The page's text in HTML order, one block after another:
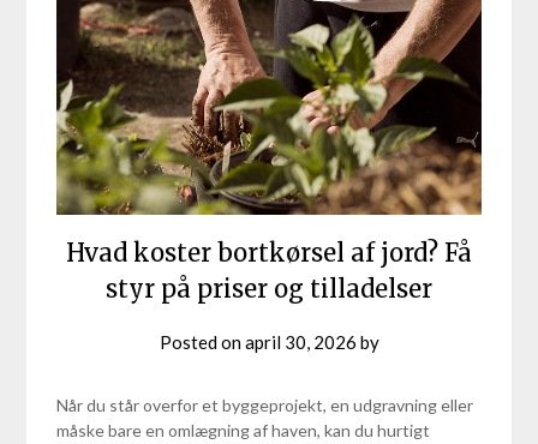
Hvad koster bortkørsel af jord? Få
styr på priser og tilladelser
Posted onapril 30, 2026 by
Når du står overfor et byggeprojekt, en udgravning eller
måske bare en omlægning af haven, kan du hurtigt